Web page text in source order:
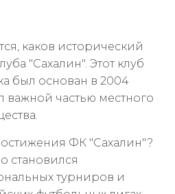
каков исторический
"Сахалин". Этот клуб
был основан в 2004
важной частью местного
ФК "Сахалин"?
становился
турниров и